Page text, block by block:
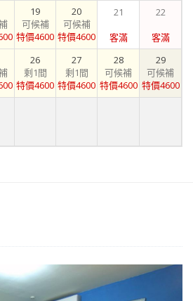
19
可候補
特價4600
20
可候補
特價4600
21
客滿
22
客滿
26
剩1間
特價4600
27
剩1間
特價4600
28
可候補
特價4600
29
可候補
特價4600